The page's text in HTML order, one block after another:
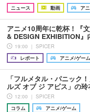
ニュース
動画 ア
アニメ10周年に乾杯！『
& DESIGN EXHIBITION』
19:00 ｜ SPICER
レポート
アニメ/ゲーム
「フルメタル・パニック
ルズ オブ ジ アビス」の
12:00 ｜ SPICER
コラム
アニメ/ゲーム